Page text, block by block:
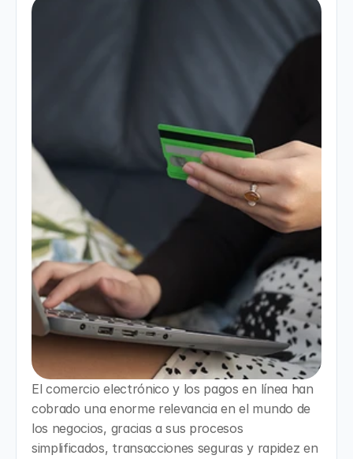
El comercio electrónico y los pagos en línea han
cobrado una enorme relevancia en el mundo de
los negocios, gracias a sus procesos
simplificados, transacciones seguras y rapidez en